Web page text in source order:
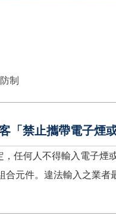
制
「禁止攜帶電子煙
任何人不得輸入電子
元件。違法輸入之業